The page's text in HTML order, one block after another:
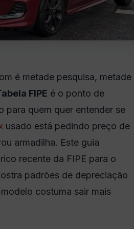
é metade pesquisa, metade
FIPE é o ponto de
para quem quer entender se
usado está pedindo preço de
armadilha. Este guia
recente da FIPE para o
padrões de depreciação
costuma sair mais